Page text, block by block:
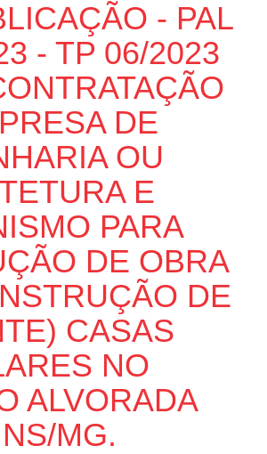
- PAL
- TP 06/2023
DE
OU
E
PARA
DE OBRA
DE
CASAS
NO
ALVORADA
MG.